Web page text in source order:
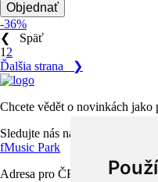
Objednať
-36%
❮ Späť
12
Ďalšia strana ❯
Chcete vědět o novinkách jako
Sledujte nás na facebooku
fMusic Park
Adresa pro ČR